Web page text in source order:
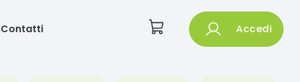
Contatti Accedi